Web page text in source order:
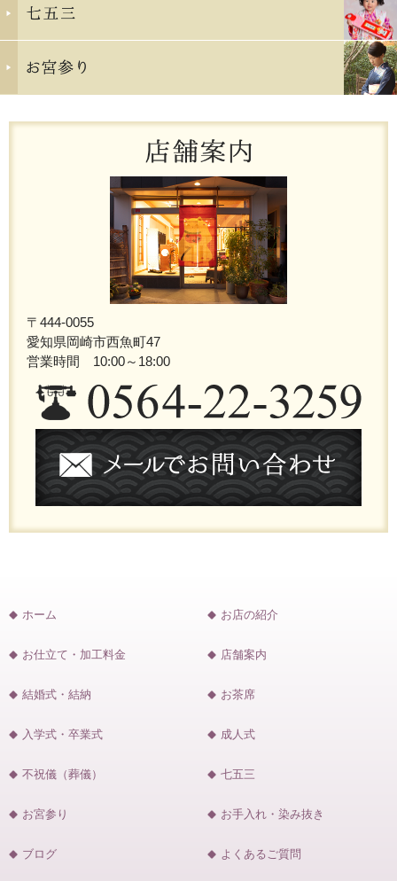
〒444-0055
愛知県岡崎市西魚町47
営業時間 10:00～18:00
ホーム お店の紹介
お仕立て・加工料金 店舗案内
結婚式・結納 お茶席
入学式・卒業式 成人式
不祝儀（葬儀） 七五三
お宮参り お手入れ・染み抜き
ブログ よくあるご質問